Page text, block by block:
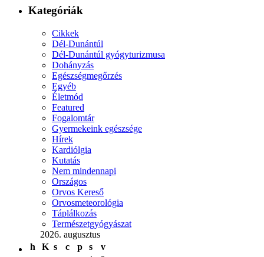
Kategóriák
Cikkek
Dél-Dunántúl
Dél-Dunántúl gyógyturizmusa
Dohányzás
Egészségmegőrzés
Egyéb
Életmód
Featured
Fogalomtár
Gyermekeink egészsége
Hírek
Kardiólgia
Kutatás
Nem mindennapi
Országos
Orvos Kereső
Orvosmeteorológia
Táplálkozás
Természetgyógyászat
2026. augusztus
h
K s c p s
v